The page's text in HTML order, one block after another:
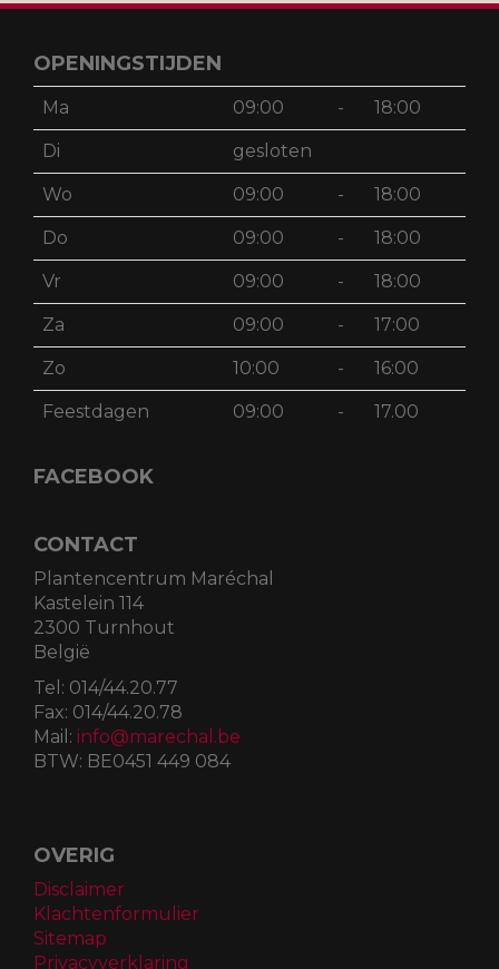
OPENINGSTIJDEN
Ma 09:00 - 18:00
Di gesloten
Wo 09:00 - 18:00
Do 09:00 - 18:00
Vr 09:00 - 18:00
Za 09:00 - 17:00
Zo 10:00 - 16:00
Feestdagen 09:00 - 17.00
FACEBOOK
CONTACT
Plantencentrum Maréchal
Kastelein 114
2300 Turnhout
België
Tel: 014/44.20.77
Fax: 014/44.20.78
Mail: info@marechal.be
BTW: BE0451 449 084
OVERIG
Disclaimer
Klachtenformulier
Sitemap
Privacyverklaring